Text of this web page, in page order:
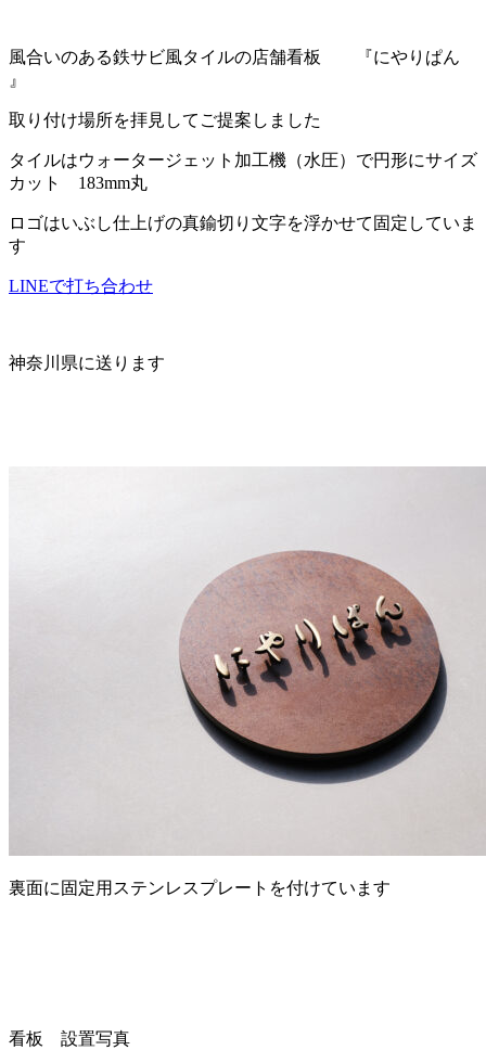
風合いのある鉄サビ風タイルの店舗看板 『にやりぱん
』
取り付け場所を拝見してご提案しました
タイルはウォータージェット加工機（水圧）で円形にサイズ
カット 183mm丸
ロゴはいぶし仕上げの真鍮切り文字を浮かせて固定していま
す
LINEで打ち合わせ
神奈川県に送ります
裏面に固定用ステンレスプレートを付けています
看板 設置写真